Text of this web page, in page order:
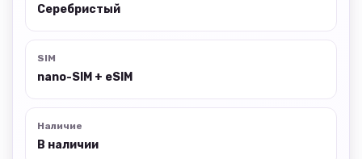
Серебристый
SIM
nano-SIM + eSIM
Наличие
В наличии